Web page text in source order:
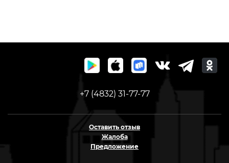
+7 (4832) 31-77-77
Оставить отзыв
Жалоба
Предложение